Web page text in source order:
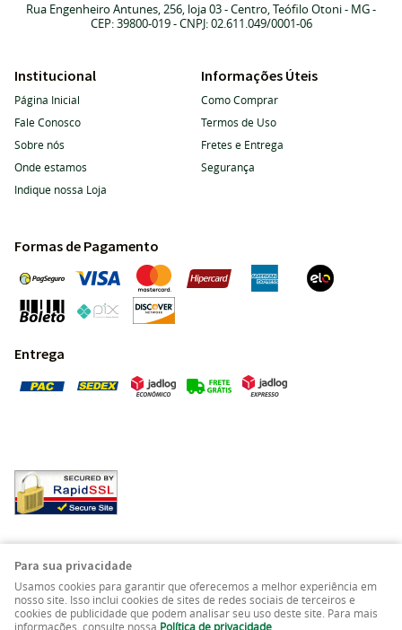
Rua Engenheiro Antunes, 256, loja 03-Centro, Teófilo Otoni- MG-
CEP: 39800-019- CNPJ: 02.611.049/0001-06
Institucional
Página Inicial
Fale Conosco
Sobre nós
Onde estamos
Indique nossa Loja
Informações Úteis
Como Comprar
Termos de Uso
Fretes e Entrega
Segurança
Formas de Pagamento
Entrega
LOJA VIRTUAL CRIADA POR
Para sua privacidade
Usamos cookies para garantir que oferecemos a melhor experiência em
nosso site. Isso inclui cookies de sites de redes sociais de terceiros e
cookies de publicidade que podem analisar seu uso deste site. Para mais
informações, consulte nossa Política de privacidade